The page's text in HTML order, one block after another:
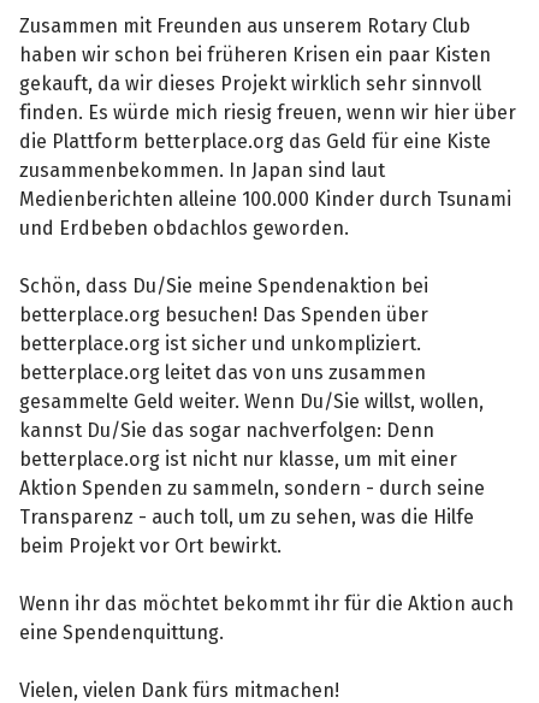
Zusammen mit Freunden aus unserem Rotary Club
haben wir schon bei früheren Krisen ein paar Kisten
gekauft, da wir dieses Projekt wirklich sehr sinnvoll
finden. Es würde mich riesig freuen, wenn wir hier über
die Plattform betterplace.org das Geld für eine Kiste
zusammenbekommen. In Japan sind laut
Medienberichten alleine 100.000 Kinder durch Tsunami
und Erdbeben obdachlos geworden.
Schön, dass Du/Sie meine Spendenaktion bei
betterplace.org besuchen! Das Spenden über
betterplace.org ist sicher und unkompliziert.
betterplace.org leitet das von uns zusammen
gesammelte Geld weiter. Wenn Du/Sie willst, wollen,
kannst Du/Sie das sogar nachverfolgen: Denn
betterplace.org ist nicht nur klasse, um mit einer
Aktion Spenden zu sammeln, sondern - durch seine
Transparenz - auch toll, um zu sehen, was die Hilfe
beim Projekt vor Ort bewirkt.
Wenn ihr das möchtet bekommt ihr für die Aktion auch
eine Spendenquittung.
Vielen, vielen Dank fürs mitmachen!